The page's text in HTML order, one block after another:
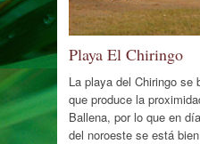
Playa El Chiringo
La playa del Chiringo se
que produce la
Ballena, por lo que en
del noroeste se está